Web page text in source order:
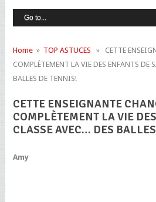
Home» TOP ASTUCES » CETTE
COMPLÈTEMENT LA VIE DES ENFANTS DE
BALLES DE TENNIS!
CETTE ENSEIGNANTE
COMPLÈTEMENT LA VIE
CLASSE AVEC… DES
Amy